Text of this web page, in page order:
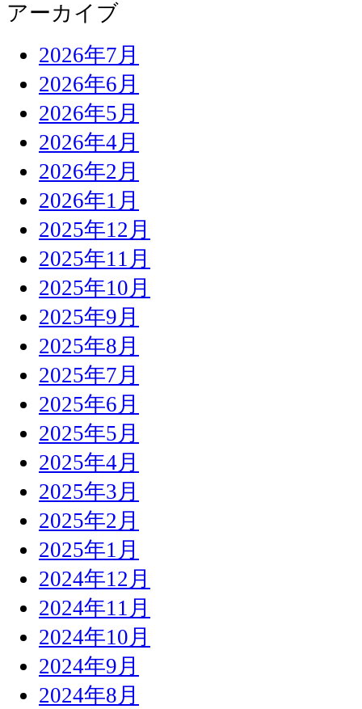
アーカイブ
2026年7月
2026年6月
2026年5月
2026年4月
2026年2月
2026年1月
2025年12月
2025年11月
2025年10月
2025年9月
2025年8月
2025年7月
2025年6月
2025年5月
2025年4月
2025年3月
2025年2月
2025年1月
2024年12月
2024年11月
2024年10月
2024年9月
2024年8月